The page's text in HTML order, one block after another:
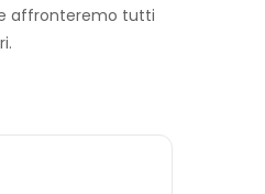
affronteremo tutti